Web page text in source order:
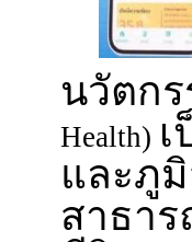
นวัตก
Health)
และภู
สาธา